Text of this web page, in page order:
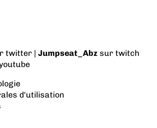
twitter |Jumpseat_Abz sur twitch
d'utilisation